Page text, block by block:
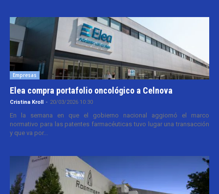
Empresas
Elea compra portafolio oncológico a Celnova
Cristina Kroll - 20/03/2026 10:30
En la semana en que el gobierno nacional aggiornó el marco
normativo para las patentes farmacéuticas tuvo lugar una transacción
y que va por...